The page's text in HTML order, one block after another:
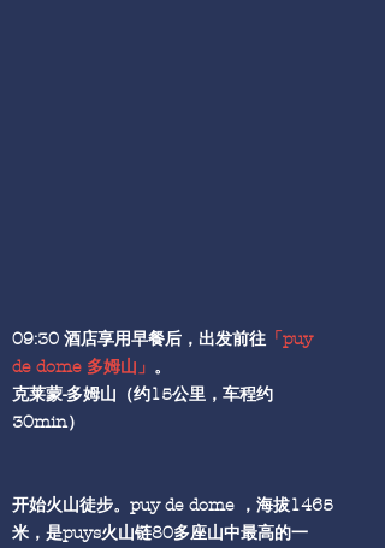
09:30 酒店享用早餐后，出发前往 「puy
de dome 多姆山」 。
克莱蒙-多姆山（约15公里，车程约
30min）
开始火山徒步。puy de dome ，海拔1465
米，是puys火山链80多座山中最高的一